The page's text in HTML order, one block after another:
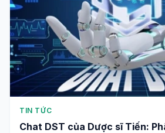
TIN TỨC
Chat DST của Dược sĩ Tiến: